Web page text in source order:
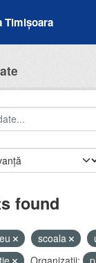
Timișoara
found
scoala
Organizații: